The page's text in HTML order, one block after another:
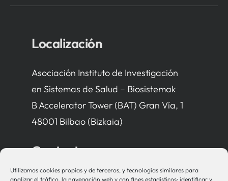
Utilizamos cookies propias y de terceros, y tecnologías similares para
analizar el tráfico, la navegación web y con fines estadísticos; identificar y
Localización
Asociación Instituto de Investigación
en Sistemas de Salud – Biosistemak
B Accelerator Tower (BAT) Gran Vía, 1
48001 Bilbao (Bizkaia)
Contacto